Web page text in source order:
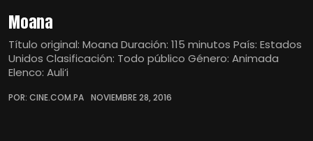
Moana
Título original: Moana Duración: 115 minutos País: Estados
Unidos Clasificación: Todo público Género: Animada
Elenco: Auli’i
POR: CINE.COM.PA NOVIEMBRE 28, 2016